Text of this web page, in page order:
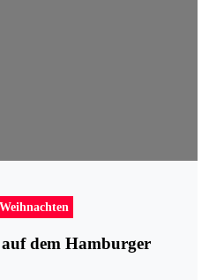
Weihnachten
dem Hamburger